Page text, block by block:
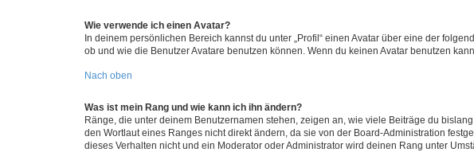
Wie verwende ich einen Avatar?
In deinem persönlichen Bereich kannst du unter „Profil“ einen Avatar über eine der
ob und wie die Benutzer Avatare benutzen können. Wenn du keinen Avatar benutzen
Nach oben
Was ist mein Rang und wie kann ich ihn ändern?
Ränge, die unter deinem Benutzernamen stehen, zeigen an, wie viele Beiträge du
den Wortlaut eines Ranges nicht direkt ändern, da sie von der Board-Administration
dieses Verhalten nicht und ein Moderator oder Administrator wird deinen Rang unter